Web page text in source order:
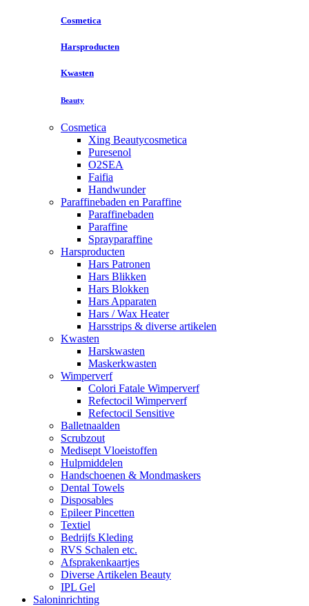
Cosmetica
Harsproducten
Kwasten
Beauty
Cosmetica
Xing Beautycosmetica
Puresenol
O2SEA
Faifia
Handwunder
Paraffinebaden en Paraffine
Paraffinebaden
Paraffine
Sprayparaffine
Harsproducten
Hars Patronen
Hars Blikken
Hars Blokken
Hars Apparaten
Hars / Wax Heater
Harsstrips & diverse artikelen
Kwasten
Harskwasten
Maskerkwasten
Wimperverf
Colori Fatale Wimperverf
Refectocil Wimperverf
Refectocil Sensitive
Balletnaalden
Scrubzout
Medisept Vloeistoffen
Hulpmiddelen
Handschoenen & Mondmaskers
Dental Towels
Disposables
Epileer Pincetten
Textiel
Bedrijfs Kleding
RVS Schalen etc.
Afsprakenkaartjes
Diverse Artikelen Beauty
IPL Gel
Saloninrichting